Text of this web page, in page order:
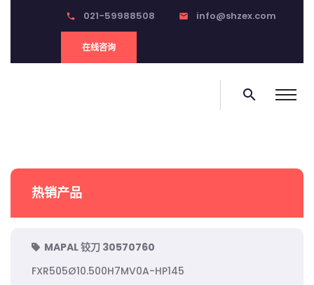
phone 021-59988508 email info@shzex.com
在线咨询
search
热销产品
MAPAL 铰刀 30570760
FXR505Ø10.500H7MV0A-HP145